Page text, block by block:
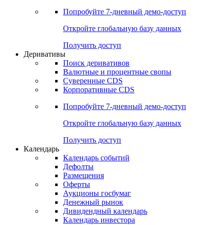
Попробуйте 7-дневный демо-доступ
Откройте глобальную базу данных
Получить доступ
Деривативы
Поиск деривативов
Валютные и процентные свопы
Суверенные CDS
Корпоративные CDS
Попробуйте 7-дневный демо-доступ
Откройте глобальную базу данных
Получить доступ
Календарь
Календарь событий
Дефолты
Размещения
Оферты
Аукционы госбумаг
Денежный рынок
Дивидендный календарь
Календарь инвестора